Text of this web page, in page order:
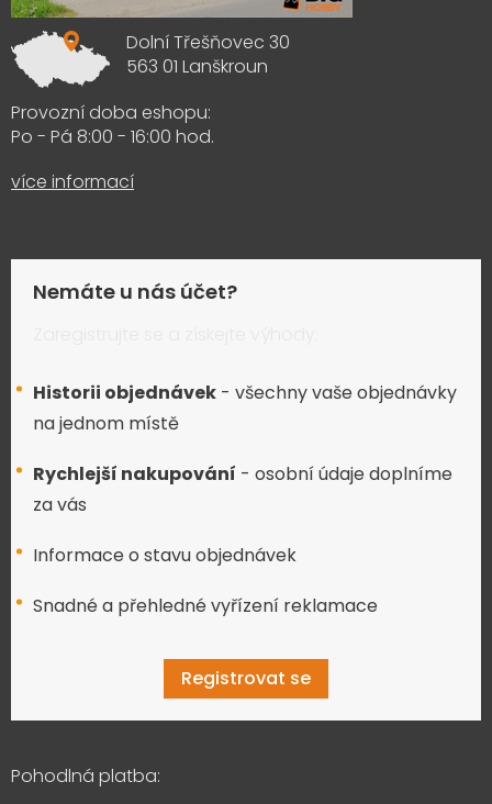
Dolní Třešňovec 30
563 01 Lanškroun
Provozní doba eshopu:
Po - Pá 8:00 - 16:00 hod.
více informací
Nemáte u nás účet?
Historii objednávek - všechny vaše objednávky
na jednom místě
Rychlejší nakupování - osobní údaje doplníme
za vás
Informace o stavu objednávek
Snadné a přehledné vyřízení reklamace
Registrovat se
Pohodlná platba: